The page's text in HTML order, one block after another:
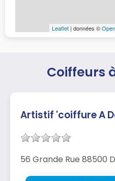
Leaflet | données ©
Coiffeurs
Artistif 'coiffure A
56 Grande Rue 88500